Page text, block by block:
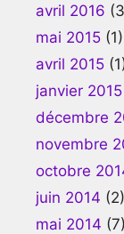
avril 2016
mai 2015 (1)
avril 2015
janvier 2015
décembre
novembre
octobre
juin 2014 (2)
mai 2014 (7)